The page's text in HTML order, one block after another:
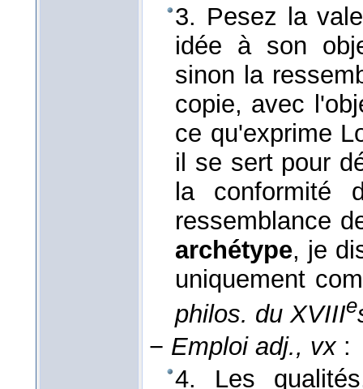
3. Pesez la
idée à son
sinon la
copie, avec
ce qu'exprime
il se sert pour
la
ressemblance
archétype, je
uniquement
philos. du XVIIIe
− Emploi adj., vx:
4. Les